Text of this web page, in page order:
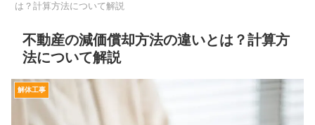
は？計算方法について解説
不動産の減価償却方法の違いとは？計算方
法について解説
解体工事